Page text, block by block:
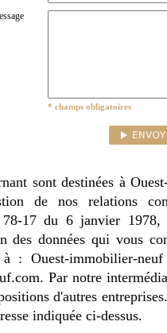
* champs obligatoires
sont destinées à
de nos relations
17 du 6 janvier 1978,
des données qui vous
à : Ouest-immobilier-
Par notre
d'autres
indiquée ci-dessus.